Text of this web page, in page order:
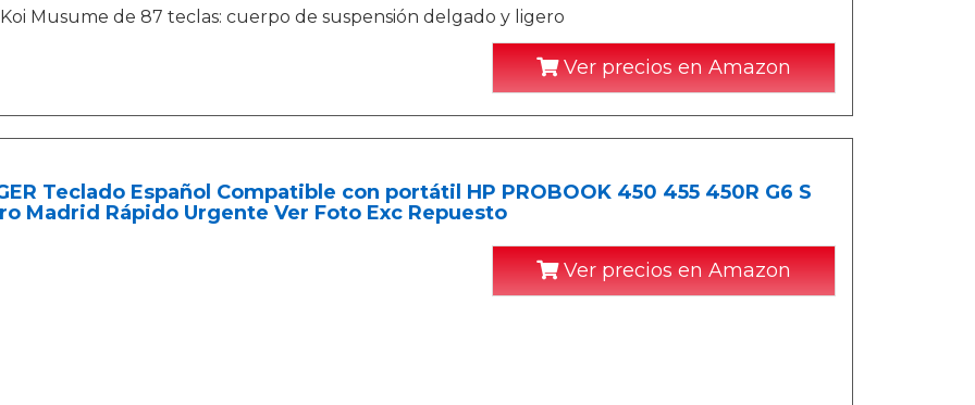
Koi Musume de 87 teclas: cuerpo de suspensión delgado y ligero
Ver precios en Amazon
Teclado Español Compatible con portátil HP PROBOOK 450 455 450R G6 S
Madrid Rápido Urgente Ver Foto Exc Repuesto
Ver precios en Amazon